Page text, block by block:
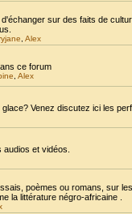
sur des faits de
Alex
ce forum
Alex
Venez discutez ici les
et vidéos.
poèmes ou romans, sur
la littérature négro-africaine .